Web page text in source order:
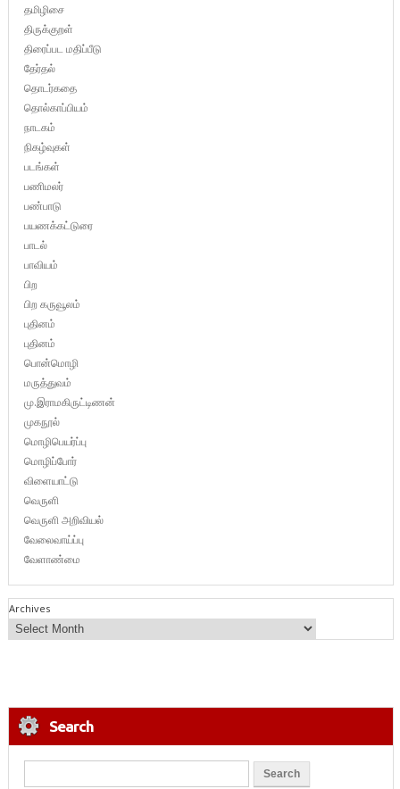
தமிழிசை
திருக்குறள்
திரைப்பட மதிப்பீடு
தேர்தல்
தொடர்கதை
தொல்காப்பியம்
நாடகம்
நிகழ்வுகள்
படங்கள்
பணிமலர்
பண்பாடு
பயணக்கட்டுரை
பாடல்
பாவியம்
பிற
பிற கருவூலம்
புதினம்
புதினம்
பொன்மொழி
மருத்துவம்
மு.இராமகிருட்டிணன்
முகநூல்
மொழிபெயர்ப்பு
மொழிப்போர்
விளையாட்டு
வெருளி
வெருளி அறிவியல்
வேலைவாய்ப்பு
வேளாண்மை
Archives
Search